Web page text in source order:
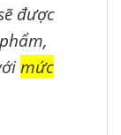
được
mức